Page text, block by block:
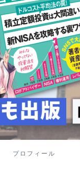
プロフィール